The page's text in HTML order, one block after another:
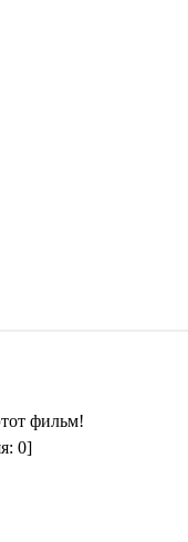
фильм!
0]